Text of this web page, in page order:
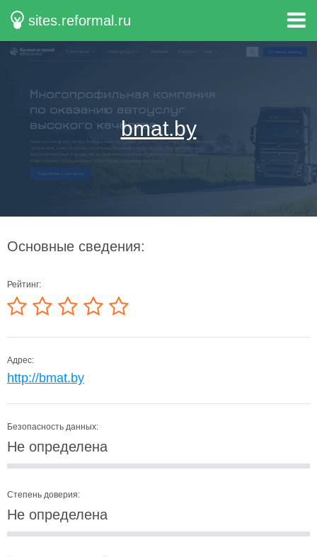
sites.reformal.ru
bmat.by
Основные сведения:
Рейтинг:
Адрес:
http://bmat.by
Безопасность данных:
Не определена
Степень доверия:
Не определена